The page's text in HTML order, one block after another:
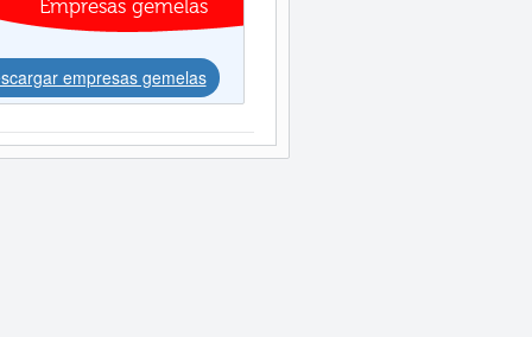
Empresas gemelas
empresas gemelas